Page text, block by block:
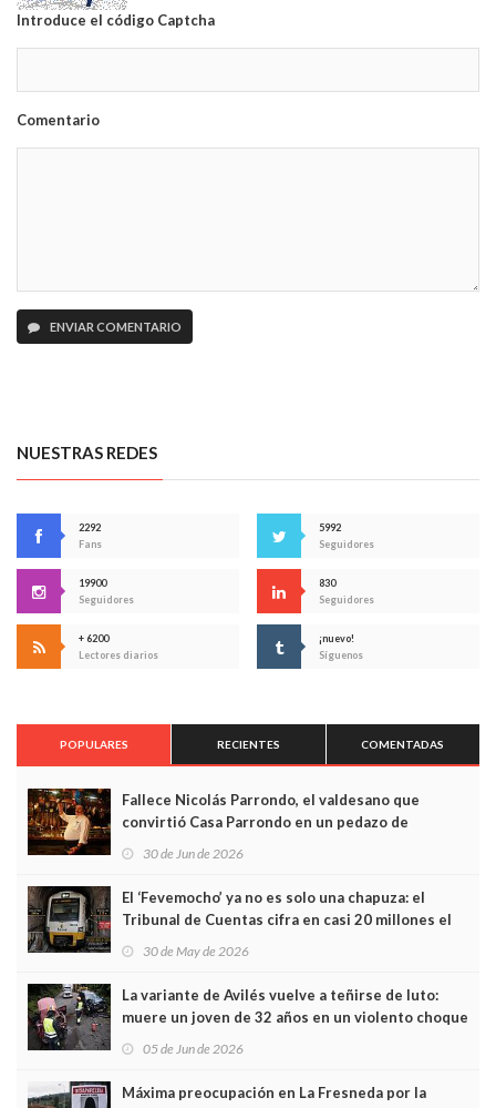
Introduce el código Captcha
Comentario
ENVIAR COMENTARIO
NUESTRAS REDES
2292
Fans
5992
Seguidores
19900
Seguidores
830
Seguidores
+ 6200
Lectores diarios
¡nuevo!
Síguenos
POPULARES RECIENTES COMENTADAS
Fallece Nicolás Parrondo, el valdesano que
convirtió Casa Parrondo en un pedazo de
Asturias en Madrid
30 de Jun de 2026
El ‘Fevemocho’ ya no es solo una chapuza: el
Tribunal de Cuentas cifra en casi 20 millones el
sobrecoste de los trenes que no cabían por los
30 de May de 2026
La variante de Avilés vuelve a teñirse de luto:
muere un joven de 32 años en un violento choque
frontal
05 de Jun de 2026
Máxima preocupación en La Fresneda por la